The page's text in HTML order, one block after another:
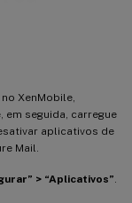
XenMobile,
seguida, carregue
aplicativos de
Mail.
> “Aplicativos”